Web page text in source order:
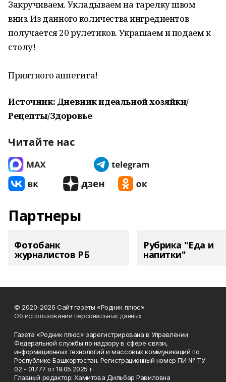
Закручиваем. Укладываем на тарелку швом
вниз. Из данного количества ингредиентов
получается 20 рулетиков. Украшаем и подаем к
столу!
Приятного аппетита!
Источник: Дневник идеальной хозяйки/
Рецепты/Здоровье
Читайте нас
Партнеры
Фотобанк
журналистов РБ
Рубрика "Еда и
напитки"
© 2020-2026 Сайт газеты «Родник плюс» .
Об использовании персональных данных
Газета «Родник плюс» зарегистрирована в Управлении
Федеральной службы по надзору в сфере связи,
информационных технологий и массовых коммуникаций по
Республике Башкортостан. Регистрационный номер ПИ № ТУ
02 - 01777 от 19.05.2025 г.
Главный редактор: Хамитова Дильбар Равиловна